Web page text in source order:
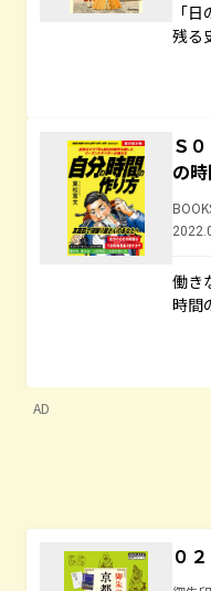
「
残る
Ｓ
の
働き
時間
AD
０